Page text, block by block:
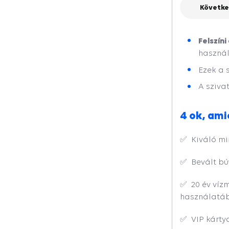
Ezek a
A
4 ok,
✅ Kiváló
✅ Bevált
✅ 20 év
✅ VIP